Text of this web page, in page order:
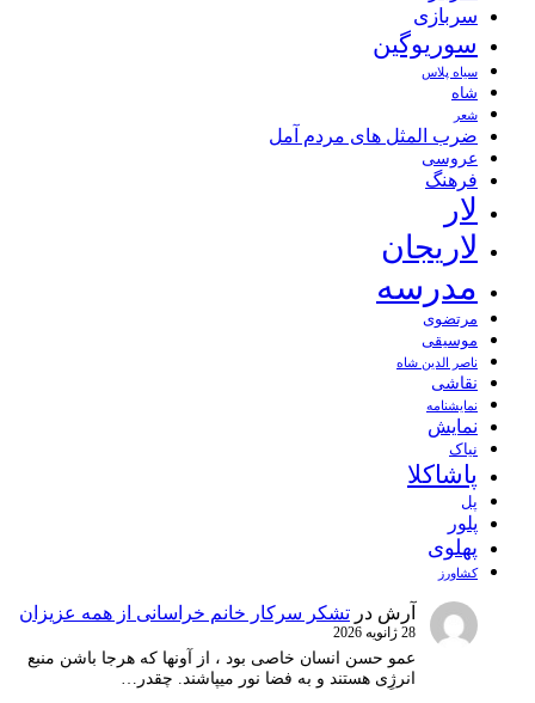
سربازی
سوریوگین
سیاه پلاس
شاه
شعر
ضرب المثل های مردم آمل
عروسی
فرهنگ
لار
لاریجان
مدرسه
مرتضوی
موسیقی
ناصر الدین شاه
نقاشی
نمايشنامه
نمایش
نیاک
پاشاکلا
پل
پلور
پهلوی
کشاورز
آرش در تشکر سرکار خانم خراسانی از همه عزیزان
28 ژانویه 2026
عمو حسن انسان خاصی بود ، از آونها که هرجا باشن منبع
انرژِی هستند و به فضا نور میپاشند. چقدر…